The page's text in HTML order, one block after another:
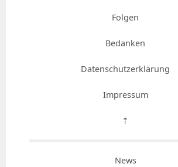
Folgen
Bedanken
Datenschutzerklärung
Impressum
⇡
News